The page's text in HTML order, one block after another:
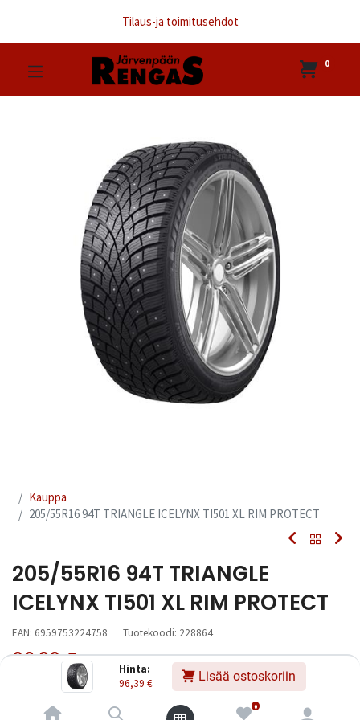
Hinta:
96,39 € Lisää ostoskoriin
0
Tilaus-ja toimitusehdot
0
Kauppa
205/55R16 94T TRIANGLE ICELYNX TI501 XL RIM PROTECT
205/55R16 94T TRIANGLE
ICELYNX TI501 XL RIM PROTECT
EAN: 6959753224758 Tuotekoodi: 228864
96,39€ Sisältää ALV:n/ kpl
Toimittajilla (kotimaa):
Saatavilla